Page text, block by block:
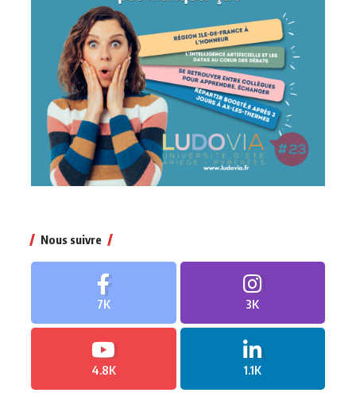
Nous suivre
7K 3K
4.8K 1.1K